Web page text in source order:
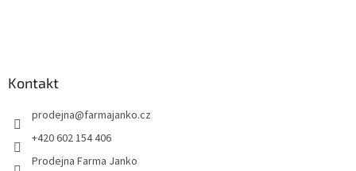
Kontakt
prodejna@farmajanko.cz
+420 602 154 406
Prodejna Farma Janko